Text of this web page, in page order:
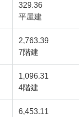
329.36
平屋建
2,763.39
7階建
1,096.31
4階建
6,453.11